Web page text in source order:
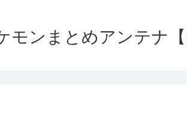
モンまとめアンテナ【